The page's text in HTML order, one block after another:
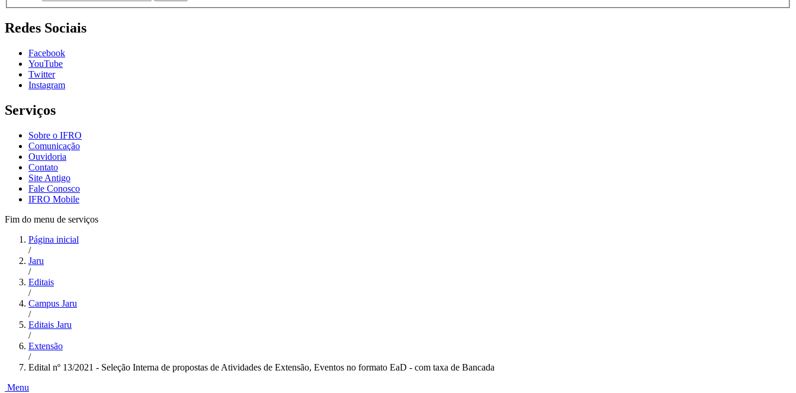
Redes Sociais
Facebook
YouTube
Twitter
Instagram
Serviços
Sobre o IFRO
Comunicação
Ouvidoria
Contato
Site Antigo
Fale Conosco
IFRO Mobile
Fim do menu de serviços
Página inicial
/
Jaru
/
Editais
/
Campus Jaru
/
Editais Jaru
/
Extensão
/
Edital nº 13/2021 - Seleção Interna de propostas de Atividades de Extensão, Eventos no formato EaD - com taxa de Bancada
Menu